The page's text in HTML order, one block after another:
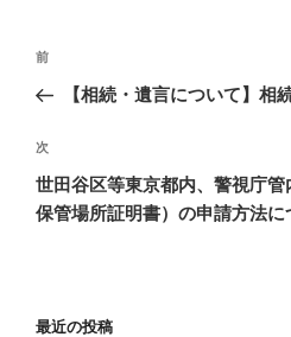
投
ビ
ゲ
ー
過
去
投
稿
前
【相続・遺言について】相
次
の
投
次
世田谷区等東京都内、警視庁
保管場所証明書）の申請方法に
最近の投稿